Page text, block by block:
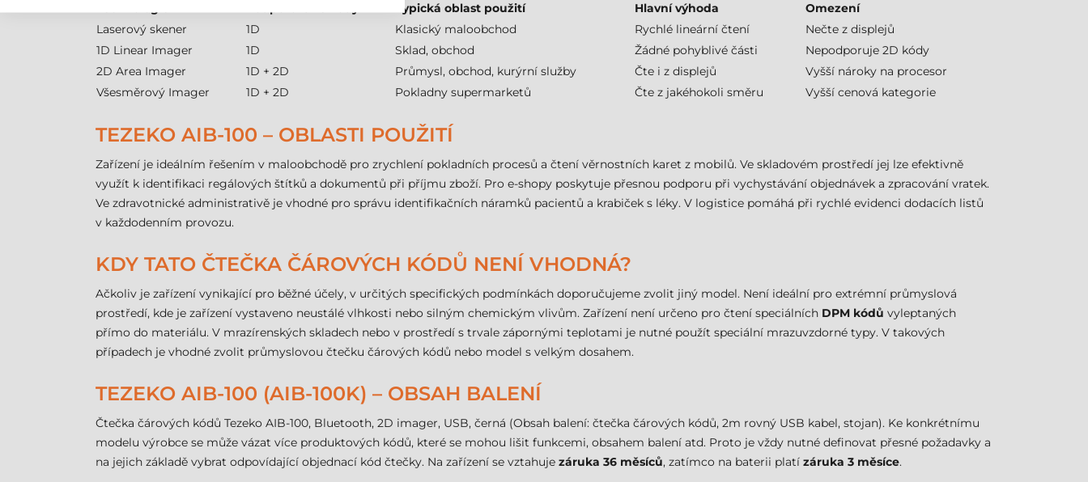
Typická oblast použití Hlavní výhoda
Omezení
Laserový skener
1D Klasický maloobchod Rychlé lineární čtení
Nečte z displejů
1D Linear Imager
1D Sklad, obchod Žádné pohyblivé části
Nepodporuje 2D kódy
2D Area Imager
1D + 2D Průmysl, obchod, kurýrní služby Čte i z displejů
Vyšší nároky na procesor
Všesměrový Imager
1D + 2D Pokladny supermarketů Čte z jakéhokoli směru Vyšší cenová kategorie
TEZEKO AIB-100 – OBLASTI POUŽITÍ
Zařízení je ideálním řešením v maloobchodě pro zrychlení pokladních procesů a čtení věrnostních karet z mobilů. Ve skladovém prostředí jej lze efektivně
využít k identifikaci regálových štítků a dokumentů při příjmu zboží. Pro e-shopy poskytuje přesnou podporu při vychystávání objednávek a zpracování vratek.
Ve zdravotnické administrativě je vhodné pro správu identifikačních náramků pacientů a krabiček s léky. V logistice pomáhá při rychlé evidenci dodacích listů
v každodenním provozu.
KDY TATO ČTEČKA ČÁROVÝCH KÓDŮ NENÍ VHODNÁ?
Ačkoliv je zařízení vynikající pro běžné účely, v určitých specifických podmínkách doporučujeme zvolit jiný model. Není ideální pro extrémní průmyslová
prostředí, kde je zařízení vystaveno neustálé vlhkosti nebo silným chemickým vlivům. Zařízení není určeno pro čtení speciálních DPM kódů vyleptaných
přímo do materiálu. V mrazírenských skladech nebo v prostředí s trvale zápornými teplotami je nutné použít speciální mrazuvzdorné typy. V takových
případech je vhodné zvolit průmyslovou čtečku čárových kódů nebo model s velkým dosahem.
TEZEKO AIB-100 (AIB-100K) – OBSAH BALENÍ
Čtečka čárových kódů Tezeko AIB-100, Bluetooth, 2D imager, USB, černá (Obsah balení: čtečka čárových kódů, 2m rovný USB kabel, stojan). Ke konkrétnímu
modelu výrobce se může vázat více produktových kódů, které se mohou lišit funkcemi, obsahem balení atd. Proto je vždy nutné definovat přesné požadavky a
na jejich základě vybrat odpovídající objednací kód čtečky. Na zařízení se vztahuje záruka 36 měsíců, zatímco na baterii platí záruka 3 měsíce.